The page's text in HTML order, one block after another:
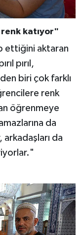
katıyor"
ettiğini aktaran
pırıl,
biri çok farklı
renk
öğrenmeye
da
da